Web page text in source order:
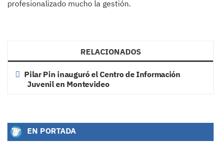
profesionalizado mucho la gestión.
RELACIONADOS
Pilar Pin inauguró el Centro de Información
Juvenil en Montevideo
EN PORTADA